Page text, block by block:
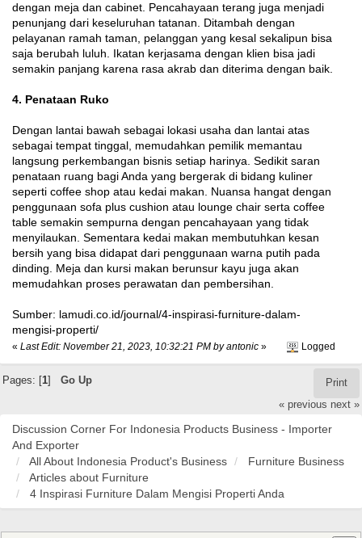
dengan meja dan cabinet. Pencahayaan terang juga menjadi
penunjang dari keseluruhan tatanan. Ditambah dengan
pelayanan ramah taman, pelanggan yang kesal sekalipun bisa
saja berubah luluh. Ikatan kerjasama dengan klien bisa jadi
semakin panjang karena rasa akrab dan diterima dengan baik.
4. Penataan Ruko
Dengan lantai bawah sebagai lokasi usaha dan lantai atas
sebagai tempat tinggal, memudahkan pemilik memantau
langsung perkembangan bisnis setiap harinya. Sedikit saran
penataan ruang bagi Anda yang bergerak di bidang kuliner
seperti coffee shop atau kedai makan. Nuansa hangat dengan
penggunaan sofa plus cushion atau lounge chair serta coffee
table semakin sempurna dengan pencahayaan yang tidak
menyilaukan. Sementara kedai makan membutuhkan kesan
bersih yang bisa didapat dari penggunaan warna putih pada
dinding. Meja dan kursi makan berunsur kayu juga akan
memudahkan proses perawatan dan pembersihan.
Sumber: lamudi.co.id/journal/4-inspirasi-furniture-dalam-
mengisi-properti/
« Last Edit: November 21, 2023, 10:32:21 PM by antonic » Logged
Print
Pages: [ 1] Go Up
« previous next »
Discussion Corner For Indonesia Products Business - Importer
And Exporter
All About Indonesia Product's Business
Furniture Business
Articles about Furniture
4 Inspirasi Furniture Dalam Mengisi Properti Anda